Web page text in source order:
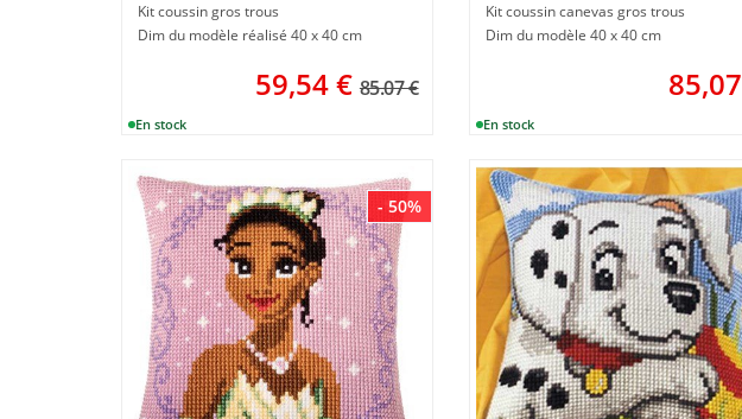
Kit coussin gros trous
Dim du modèle réalisé 40 x 40 cm
59,54€ 85.07 €
Kit coussin canevas gros trous
Dim du modèle 40 x 40 cm
85,07
- 50%